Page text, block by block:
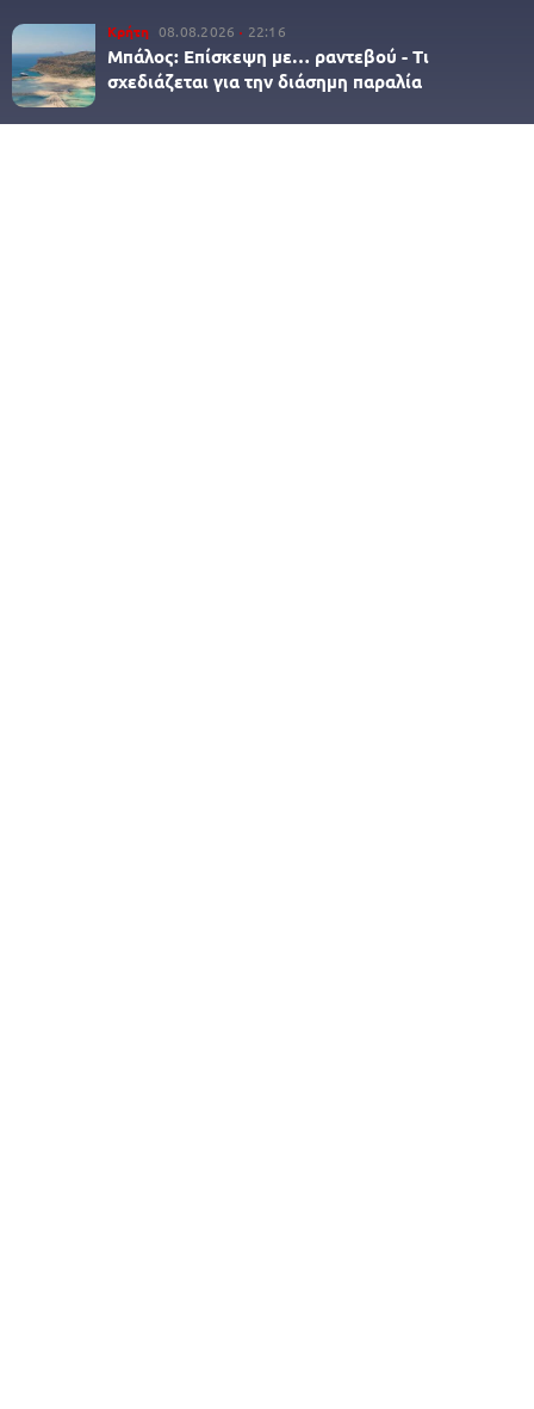
Κρήτη 08.08.2026 22:16
Μπάλος: Επίσκεψη με… ραντεβού - Τι
σχεδιάζεται για την διάσημη παραλία